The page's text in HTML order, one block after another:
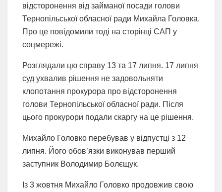
відсторонення від займаної посади голови
Тернопільської обласної ради Михайла Головка.
Про це повідомили тоді на сторінці САП у
соцмережі.
Розглядали цю справу 13 та 17 липня. 17 липня
суд ухвалив рішення не задовольняти
клопотання прокурора про відсторонення
голови Тернопільської обласної ради. Після
цього прокурори подали скаргу на це рішення.
Михайло Головко перебував у відпустці з 12
липня. Його обов’язки виконував перший
заступник Володимир Болєщук.
Із 3 жовтня Михайло Головко продовжив свою